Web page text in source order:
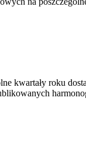
kwartały roku